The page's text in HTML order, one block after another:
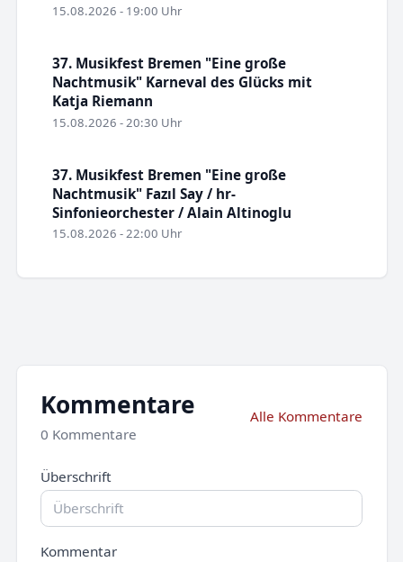
15.08.2026 - 19:00 Uhr
37. Musikfest Bremen "Eine große
Nachtmusik" Karneval des Glücks mit
Katja Riemann
15.08.2026 - 20:30 Uhr
37. Musikfest Bremen "Eine große
Nachtmusik" Fazıl Say / hr-
Sinfonieorchester / Alain Altinoglu
15.08.2026 - 22:00 Uhr
Kommentare
0 Kommentare
Alle Kommentare
Überschrift
Kommentar